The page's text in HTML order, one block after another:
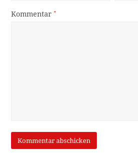
Kommentar*